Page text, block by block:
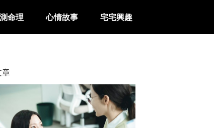
命理 心情故事 宅宅興趣